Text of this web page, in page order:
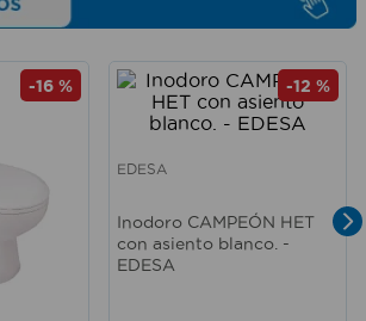
-16 % -12 %
EDESA
Inodoro CAMPEÓN HET
con asiento blanco. -
EDESA